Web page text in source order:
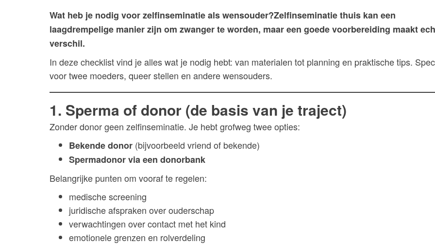
Wat heb je nodig voor zelfinseminatie als wensouder?Zelfinseminatie thuis kan een
laagdrempelige manier zijn om zwanger te worden, maar een goede voorbereiding maakt
verschil.
In deze checklist vind je alles wat je nodig hebt: van materialen tot planning en praktische tips.
voor twee moeders, queer stellen en andere wensouders.
1. Sperma of donor (de basis van je traject)
Zonder donor geen zelfinseminatie. Je hebt grofweg twee opties:
Bekende donor (bijvoorbeeld vriend of bekende)
Spermadonor via een donorbank
Belangrijke punten om vooraf te regelen:
medische screening
juridische afspraken over ouderschap
verwachtingen over contact met het kind
emotionele grenzen en rolverdeling